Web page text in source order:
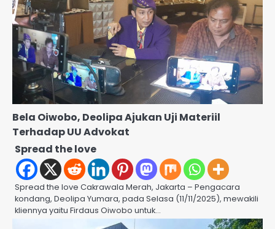
Bela Oiwobo, Deolipa Ajukan Uji Materiil
Terhadap UU Advokat
Spread the love
Spread the love Cakrawala Merah, Jakarta – Pengacara
kondang, Deolipa Yumara, pada Selasa (11/11/2025), mewakili
kliennya yaitu Firdaus Oiwobo untuk…